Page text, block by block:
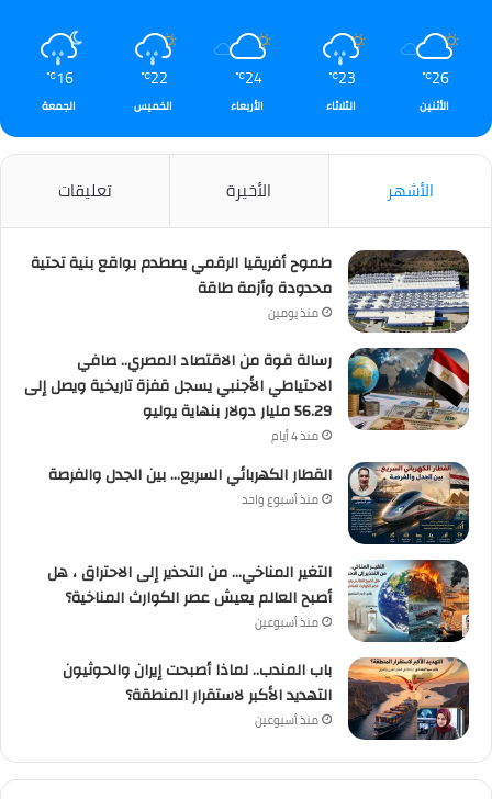
26
℃
الأثنين
23
℃
الثلاثاء
24
℃
الأربعاء
22
℃
الخميس
16
℃
الجمعة
الأشهر الأخيرة تعليقات
طموح أفريقيا الرقمي يصطدم بواقع بنية تحتية
محدودة وأزمة طاقة
منذ يومين
رسالة قوة من الاقتصاد المصري.. صافي
الاحتياطي الأجنبي يسجل قفزة تاريخية ويصل إلى
56.29 مليار دولار بنهاية يوليو
منذ 4 أيام
القطار الكهربائي السريع… بين الجدل والفرصة
منذ أسبوع واحد
التغير المناخي… من التحذير إلى الاحتراق ، هل
أصبح العالم يعيش عصر الكوارث المناخية؟
منذ أسبوعين
باب المندب.. لماذا أصبحت إيران والحوثيون
التهديد الأكبر لاستقرار المنطقة؟
منذ أسبوعين